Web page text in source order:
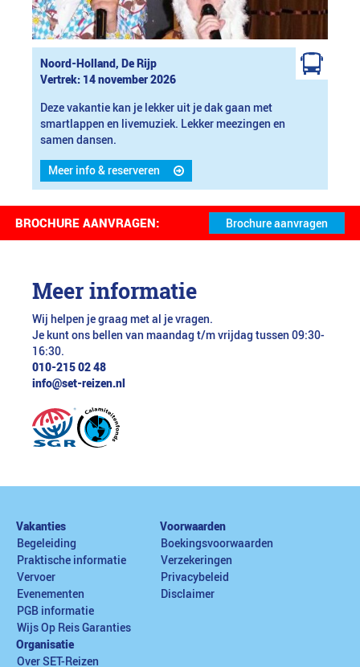
Noord-Holland, De Rijp
Vertrek: 14 november 2026
Deze vakantie kan je lekker uit je dak gaan met
smartlappen en livemuziek. Lekker meezingen en
samen dansen.
Meer info & reserveren
BROCHURE AANVRAGEN:
Meer informatie
Wij helpen je graag met al je vragen.
Je kunt ons bellen van maandag t/m vrijdag tussen 09:30-
16:30.
010-215 02 48
info@set-reizen.nl
Vakanties
Begeleiding
Praktische informatie
Vervoer
Evenementen
PGB informatie
Wijs Op Reis Garanties
Voorwaarden
Boekingsvoorwaarden
Verzekeringen
Privacybeleid
Disclaimer
Organisatie
Over SET-Reizen